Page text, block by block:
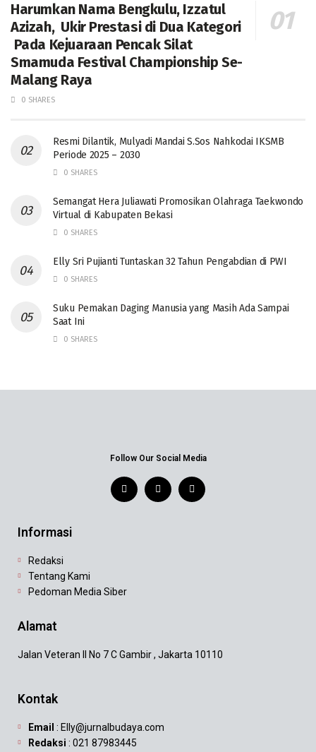
Harumkan Nama Bengkulu, Izzatul
Azizah, Ukir Prestasi di Dua Kategori
Pada Kejuaraan Pencak Silat
Smamuda Festival Championship Se-
Malang Raya
0 SHARES
Resmi Dilantik, Mulyadi Mandai S.Sos Nahkodai IKSMB
Periode 2025 – 2030
0 SHARES
Semangat Hera Juliawati Promosikan Olahraga Taekwondo
Virtual di Kabupaten Bekasi
0 SHARES
Elly Sri Pujianti Tuntaskan 32 Tahun Pengabdian di PWI
0 SHARES
‎Suku Pemakan Daging Manusia yang Masih Ada Sampai
Saat Ini
0 SHARES
Follow Our Social Media
Informasi
Redaksi
Tentang Kami
Pedoman Media Siber
Alamat
Jalan Veteran II No 7 C Gambir , Jakarta 10110
Kontak
Email : Elly@jurnalbudaya.com
Redaksi : 021 87983445